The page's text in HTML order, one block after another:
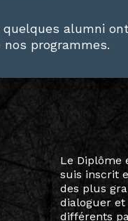
quelques alumni
nos programmes.
Le destin a
arts soient
Marcel
vibrant, qui
quelques